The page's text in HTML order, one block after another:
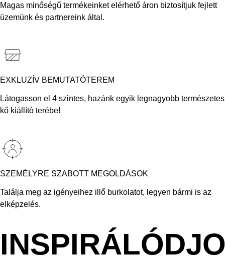
Magas minőségű termékeinket elérhető áron biztosítjuk fejlett
üzemünk és partnereink által.
EXKLUZÍV BEMUTATÓTEREM
Látogasson el 4 szintes, hazánk egyik legnagyobb természetes
kő kiállító terébe!
SZEMÉLYRE SZABOTT MEGOLDÁSOK
Találja meg az igényeihez illő burkolatot, legyen bármi is az
elképzelés.